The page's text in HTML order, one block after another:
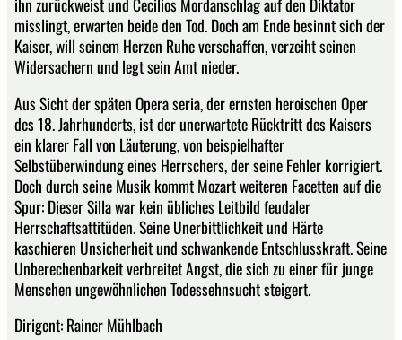
misslingt, erwarten beide den Tod. Doch am Ende besinnt sich der
Kaiser, will seinem Herzen Ruhe verschaffen, verzeiht seinen
Widersachern und legt sein Amt nieder.
Aus Sicht der späten Opera seria, der ernsten heroischen Oper
des 18. Jahrhunderts, ist der unerwartete Rücktritt des Kaisers
ein klarer Fall von Läuterung, von beispielhafter
Selbstüberwindung eines Herrschers, der seine Fehler korrigiert.
Doch durch seine Musik kommt Mozart weiteren Facetten auf die
Spur: Dieser Silla war kein übliches Leitbild feudaler
Herrschaftsattitüden. Seine Unerbittlichkeit und Härte
kaschieren Unsicherheit und schwankende Entschlusskraft. Seine
Unberechenbarkeit verbreitet Angst, die sich zu einer für junge
Menschen ungewöhnlichen Todessehnsucht steigert.
Dirigent: Rainer Mühlbach